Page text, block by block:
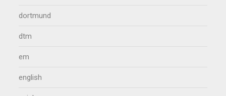
dortmund
dtm
em
english